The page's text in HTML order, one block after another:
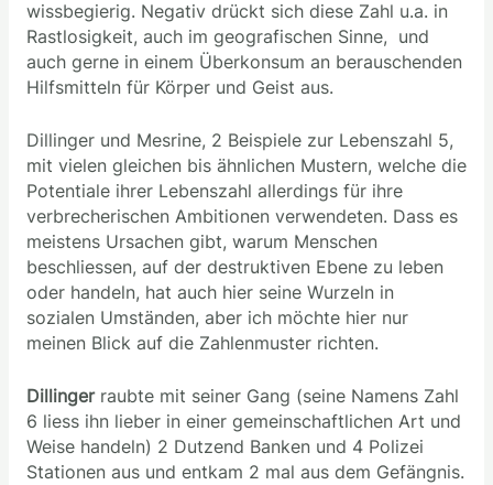
wissbegierig. Negativ drückt sich diese Zahl u.a. in
Rastlosigkeit, auch im geografischen Sinne, und
auch gerne in einem Überkonsum an berauschenden
Hilfsmitteln für Körper und Geist aus.
Dillinger und Mesrine, 2 Beispiele zur Lebenszahl 5,
mit vielen gleichen bis ähnlichen Mustern, welche die
Potentiale ihrer Lebenszahl allerdings für ihre
verbrecherischen Ambitionen verwendeten. Dass es
meistens Ursachen gibt, warum Menschen
beschliessen, auf der destruktiven Ebene zu leben
oder handeln, hat auch hier seine Wurzeln in
sozialen Umständen, aber ich möchte hier nur
meinen Blick auf die Zahlenmuster richten.
Dillingerraubte mit seiner Gang (seine Namens Zahl
6 liess ihn lieber in einer gemeinschaftlichen Art und
Weise handeln) 2 Dutzend Banken und 4 Polizei
Stationen aus und entkam 2 mal aus dem Gefängnis.